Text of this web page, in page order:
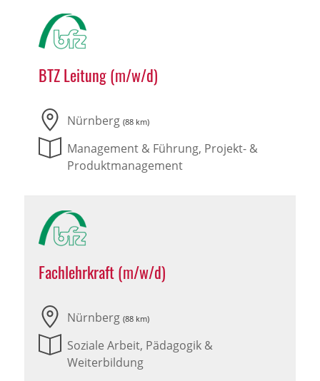
BTZ Leitung (m/w/d)
Nürnberg (88 km)
Management & Führung, Projekt- &
Produktmanagement
Fachlehrkraft (m/w/d)
Nürnberg (88 km)
Soziale Arbeit, Pädagogik &
Weiterbildung